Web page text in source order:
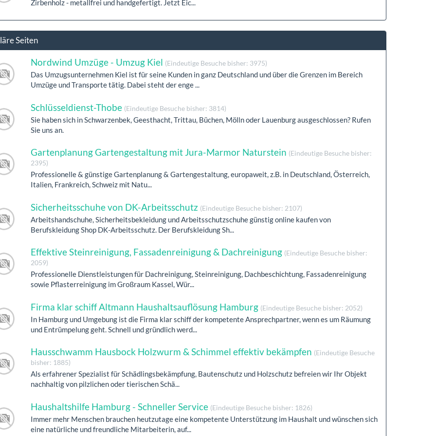
Zirbenholz - metallfrei und handgefertigt. Jetzt Eic...
Seiten
Nordwind Umzüge - Umzug Kiel (Eindeutige Besuche bisher: 3975)
Das Umzugsunternehmen Kiel ist für seine Kunden in ganz Deutschland und über die Grenzen im Bereich
Umzüge und Transporte tätig. Dabei steht der enge ...
Schlüsseldienst-Thobe (Eindeutige Besuche bisher: 3814)
Sie haben sich in Schwarzenbek, Geesthacht, Trittau, Büchen, Mölln oder Lauenburg ausgeschlossen? Rufen
Sie uns an.
Gartenplanung Gartengestaltung mit Jura-Marmor Naturstein (Eindeutige Besuche bisher:
2395)
Professionelle & günstige Gartenplanung & Gartengestaltung, europaweit, z.B. in Deutschland, Österreich,
Italien, Frankreich, Schweiz mit Natu...
Sicherheitsschuhe von DK-Arbeitsschutz (Eindeutige Besuche bisher: 2107)
Arbeitshandschuhe, Sicherheitsbekleidung und Arbeitsschutzschuhe günstig online kaufen von
Berufskleidung Shop DK-Arbeitsschutz. Der Berufskleidung Sh...
Effektive Steinreinigung, Fassadenreinigung & Dachreinigung (Eindeutige Besuche bisher:
2059)
Professionelle Dienstleistungen für Dachreinigung, Steinreinigung, Dachbeschichtung, Fassadenreinigung
sowie Pflasterreinigung im Großraum Kassel, Wür...
Firma klar schiff Altmann Haushaltsauflösung Hamburg (Eindeutige Besuche bisher: 2052)
In Hamburg und Umgebung ist die Firma klar schiff der kompetente Ansprechpartner, wenn es um Räumung
und Entrümpelung geht. Schnell und gründlich werd...
Hausschwamm Hausbock Holzwurm & Schimmel effektiv bekämpfen (Eindeutige Besuche
bisher: 1885)
Als erfahrener Spezialist für Schädlingsbekämpfung, Bautenschutz und Holzschutz befreien wir Ihr Objekt
nachhaltig von pilzlichen oder tierischen Schä...
Haushaltshilfe Hamburg - Schneller Service (Eindeutige Besuche bisher: 1826)
Immer mehr Menschen brauchen heutzutage eine kompetente Unterstützung im Haushalt und wünschen sich
eine natürliche und freundliche Mitarbeiterin, auf...